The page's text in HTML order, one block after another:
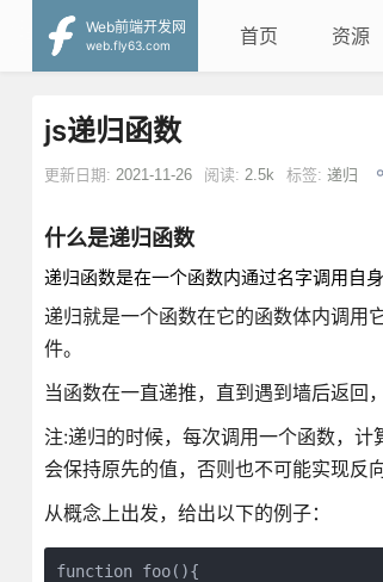
Web前端开发网
web.fly63.com
首页 资源
js递归函数
更新日期: 2021-11-26 阅读: 2.5k 标签: 递归
什么是递归函数
递归函数是在一个函数内通过名字调用自身
递归就是一个函数在它的函数体内调用
件。
当函数在一直递推，直到遇到墙后返回
注:递归的时候，每次调用一个函数，
会保持原先的值，否则也不可能实现反向
从概念上出发，给出以下的例子：
function foo(){